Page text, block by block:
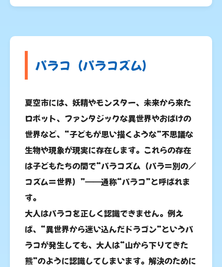
パラコ（パラコズム）
夏空市には、妖精やモンスター、未来から来た
ロボット、ファンタジックな異世界やおばけの
世界など、“子どもが思い描くような”不思議な
生物や現象が現実に存在します。これらの存在
は子どもたちの間で“パラコズム（パラ＝別の／
コズム＝世界）”――通称“パラコ”と呼ばれま
す。
大人はパラコを正しく認識できません。例え
ば、“異世界から迷い込んだドラゴン”というパ
ラコが発生しても、大人は“山から下りてきた
熊”のように認識してしまいます。解決のために